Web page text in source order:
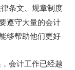
条文、规章制度
遵守大量的会计
够帮助他们更好
会计工作已经越